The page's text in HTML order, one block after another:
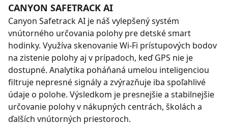
CANYON SAFETRACK AI
Canyon Safetrack AI je náš vylepšený systém
vnútorného určovania polohy pre detské smart
hodinky. Využíva skenovanie Wi-Fi prístupových bodov
na zistenie polohy aj v prípadoch, keď GPS nie je
dostupné. Analytika poháňaná umelou inteligenciou
filtruje nepresné signály a zvýrazňuje iba spoľahlivé
údaje o polohe. Výsledkom je presnejšie a stabilnejšie
určovanie polohy v nákupných centrách, školách a
ďalších vnútorných priestoroch.